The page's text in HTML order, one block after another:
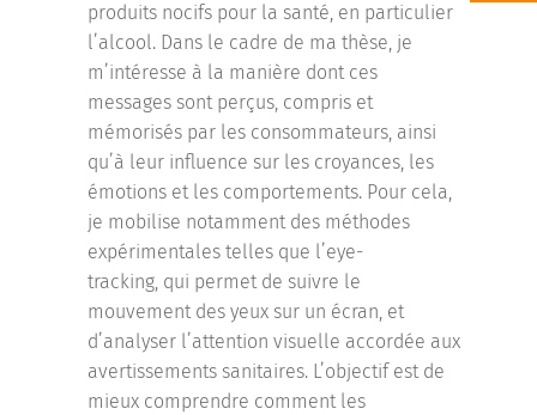
produits nocifs pour la santé, en particulier
l’alcool. Dans le cadre de ma thèse, je
m’intéresse à la manière dont ces
messages sont perçus, compris et
mémorisés par les consommateurs, ainsi
qu’à leur influence sur les croyances, les
émotions et les comportements. Pour cela,
je mobilise notamment des méthodes
expérimentales telles que l’eye-
tracking, qui permet de suivre le
mouvement des yeux sur un écran, et
d’analyser l’attention visuelle accordée aux
avertissements sanitaires. L’objectif est de
mieux comprendre comment les